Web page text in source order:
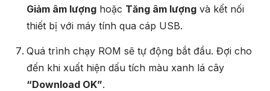
Giảm âm lượnghoặc Tăng âm lượngvà kết nối
thiết bị với máy tính qua cáp USB.
Quá trình chạy ROM sẽ tự động bắt đầu. Đợi cho
đến khi xuất hiện dấu tích màu xanh lá cây
“Download OK”.